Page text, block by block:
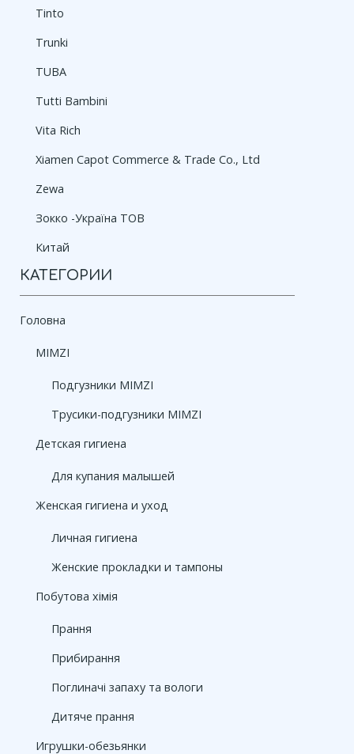
Tinto
Trunki
TUBA
Tutti Bambini
Vita Rich
Xіamen Capot Commerce & Trade Co., Ltd
Zewa
Зокко -Україна ТОВ
Китай
КАТЕГОРИИ
Головна
MIMZI
Подгузники MIMZI
Трусики-подгузники MIMZI
Детская гигиена
Для купания малышей
Женская гигиена и уход
Личная гигиена
Женские прокладки и тампоны
Побутова хімія
Прання
Прибирання
Поглиначі запаху та вологи
Дитяче прання
Игрушки-обезьянки